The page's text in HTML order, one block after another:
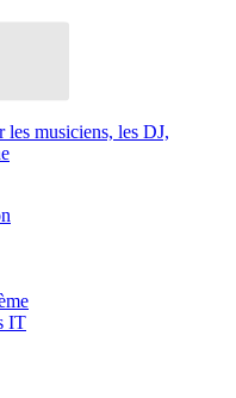
musiciens, les DJ,
IT